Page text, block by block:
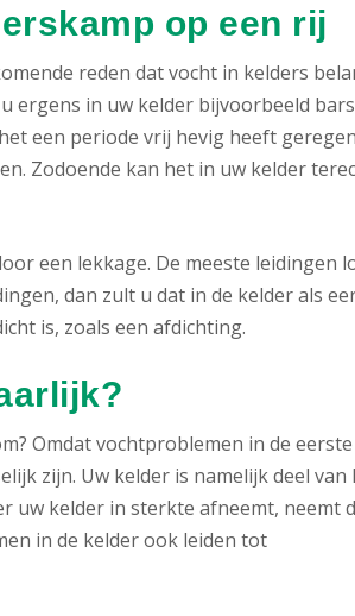
op een rij
reden dat vocht in kelders
ergens in uw kelder bijvoorbeeld
een periode vrij hevig heeft
Zodoende kan het in uw kelder
een lekkage. De meeste leidingen
dan zult u dat in de kelder als
is, zoals een afdichting.
Omdat vochtproblemen in de eerste
zijn. Uw kelder is namelijk deel van
uw kelder in sterkte afneemt, neemt
in de kelder ook leiden tot